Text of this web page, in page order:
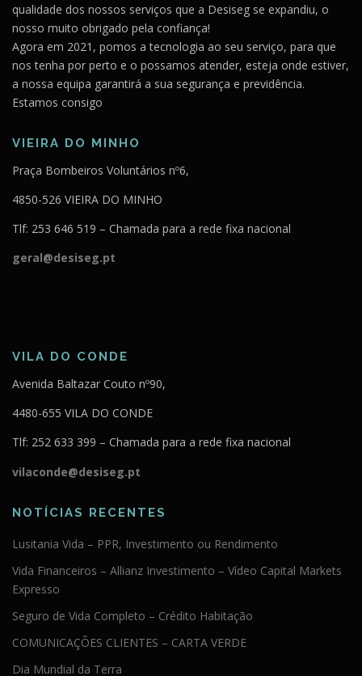
qualidade dos nossos serviços que a Desiseg se expandiu, o
nosso muito obrigado pela confiança!
Agora em 2021, pomos a tecnologia ao seu serviço, para que
nos tenha por perto e o possamos atender, esteja onde estiver,
a nossa equipa garantirá a sua segurança e previdência.
Estamos consigo
VIEIRA DO MINHO
Praça Bombeiros Voluntários nº6,
4850-526 VIEIRA DO MINHO
Tlf: 253 646 519 – Chamada para a rede fixa nacional
geral@desiseg.pt
VILA DO CONDE
Avenida Baltazar Couto nº90,
4480-655 VILA DO CONDE
Tlf: 252 633 399 – Chamada para a rede fixa nacional
vilaconde@desiseg.pt
NOTÍCIAS RECENTES
Lusitania Vida – PPR, Investimento ou Rendimento
Vida Financeiros – Allianz Investimento – Vídeo Capital Markets
Expresso
Seguro de Vida Completo – Crédito Habitação
COMUNICAÇÕES CLIENTES – CARTA VERDE
Dia Mundial da Terra